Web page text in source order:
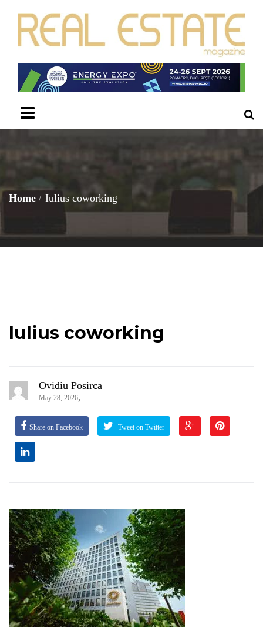
Home Iulius coworking
Iulius coworking
Ovidiu Posirca
May 28, 2026,
Share on Facebook Tweet on Twitter